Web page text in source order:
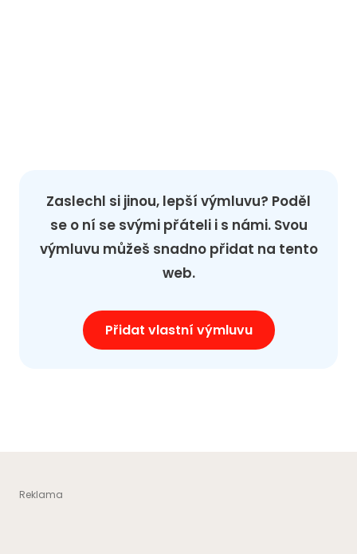
Zaslechl si jinou, lepší výmluvu? Poděl
se o ní se svými přáteli i s námi. Svou
výmluvu můžeš snadno přidat na tento
web.
Přidat vlastní výmluvu